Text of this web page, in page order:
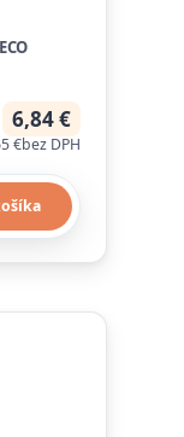
6,84 €
€bez DPH